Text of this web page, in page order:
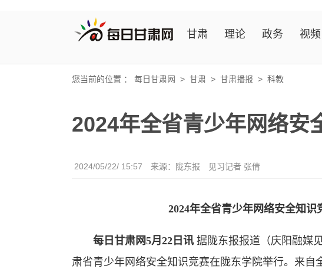
甘肃 理论 政务 视频
您当前的位置 ： 每日甘肃网 > 甘肃 > 甘肃播报 > 科教
2024年全省青少年网络安
2024/05/22/ 15:57 来源：陇东报 见习记者 张倩
2024年全省青少年网络安全知识
每日甘肃网5月22日讯 据陇东报报道（庆阳融媒
肃省青少年网络安全知识竞赛在陇东学院举行。来自